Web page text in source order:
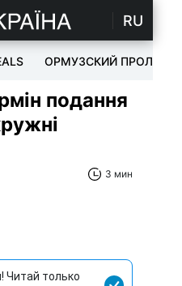
RU
ОРМУЗСКИЙ ПРОЛИВ
подання
3 мин
Читай только